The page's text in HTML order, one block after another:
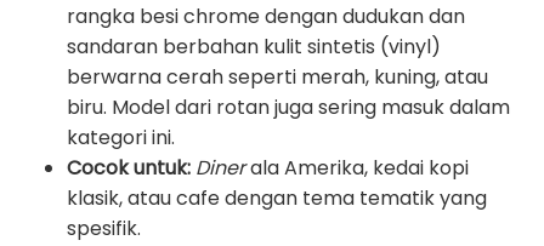
rangka besi chrome dengan dudukan dan
sandaran berbahan kulit sintetis (vinyl)
berwarna cerah seperti merah, kuning, atau
biru. Model dari rotan juga sering masuk dalam
kategori ini.
Cocok untuk: Dinerala Amerika, kedai kopi
klasik, atau cafe dengan tema tematik yang
spesifik.